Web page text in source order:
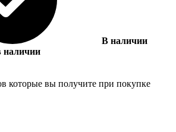
В наличии
наличии
которые вы получите при покупке